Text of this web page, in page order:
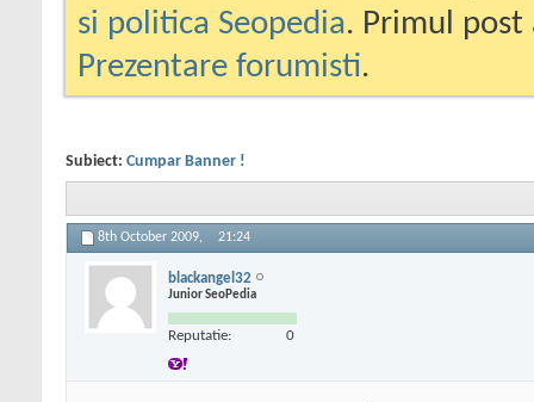
si politica Seopedia. Primul
Prezentare forumisti.
Subiect: Cumpar Banner !
8th October 2009, 21:24
blackangel32
Junior SeoPedia
Reputatie: 0